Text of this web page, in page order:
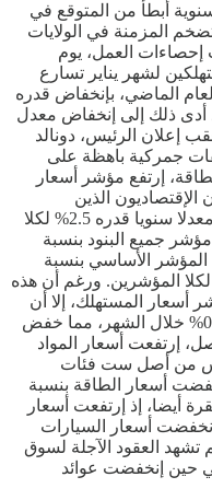
أبطأ من المتوقع في
المزمنة في الولايات
إحصاءات العمل، يوم
لشهر يناير تسارع
العام الماضي، بإنخفاض قدره
أدى ذلك إلى إنخفاض معدل
إعلان الرئيس، دونالد
فرض تعريفات جمركية باهظة على
إرتفع مؤشر أسعار
بنسبة 2.5%. وكان الإقتصاديون الذين
إستطلعت آراؤهم “داو جونز” يتوقعون معدلا سنويا قدره 2.5% لكلا
جميع البنود بنسبة
المؤشر الأساسي بنسبة
التوقعات تشير إلى 0.3% لكلا المؤشرين. ورغم أن هذه
أسعار المستهلك، إلا أن
تكاليف السكن لم ترتفع سوى بنسبة 0.2% خلال الشهر، مما خفض
سياق متصل، إرتفعت أسعار المواد
سجلت خمس من أصل ست فئات
أسعار الطاقة بنسبة
أيضا، إذ إرتفعت أسعار
0.1% فقط، وإنخفضت أسعار السيارات
بنسبة 1.8%. ولم تشهد العقود الآجلة لسوق
في حين إنخفضت عوائد